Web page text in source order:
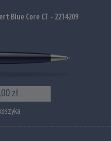
Blue Core CT - 2214209
zł